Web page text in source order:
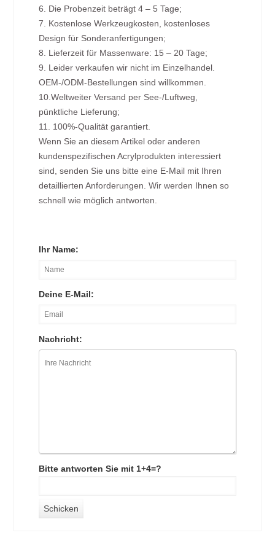
6. Die Probenzeit beträgt 4 – 5 Tage;
7. Kostenlose Werkzeugkosten, kostenloses
Design für Sonderanfertigungen;
8. Lieferzeit für Massenware: 15 – 20 Tage;
9. Leider verkaufen wir nicht im Einzelhandel.
OEM-/ODM-Bestellungen sind willkommen.
10.Weltweiter Versand per See-/Luftweg,
pünktliche Lieferung;
11. 100%-Qualität garantiert.
Wenn Sie an diesem Artikel oder anderen
kundenspezifischen Acrylprodukten interessiert
sind, senden Sie uns bitte eine E-Mail mit Ihren
detaillierten Anforderungen. Wir werden Ihnen so
schnell wie möglich antworten.
Ihr Name:
Deine E-Mail:
Nachricht:
Bitte antworten Sie mit 1+4=?